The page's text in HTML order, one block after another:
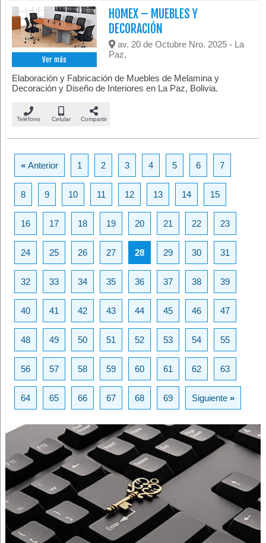
Ver más
HOMEX – MUEBLES Y
DECORACIÓN
av. 20 de Octubre Nro. 2025 - La
Paz,
Elaboración y Fabricación de Muebles de Melamina y
Decoración y Diseño de Interiores en La Paz, Bolivia.
Teléfono Celular Compartir
«Anterior 1 2 3 4 5 6 7
8 9 10 11 12 13 14 15
16 17 18 19 20 21 22 23
24 25 26 27 28 29 30 31
32 33 34 35 36 37 38 39
40 41 42 43 44 45 46 47
48 49 50 51 52 53 54 55
56 57 58 59 60 61 62 63
64 65 66 67 68 69 Siguiente»